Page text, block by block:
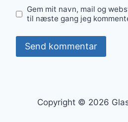
Gem mit navn, mail og
til næste gang jeg
Copyright © 2026